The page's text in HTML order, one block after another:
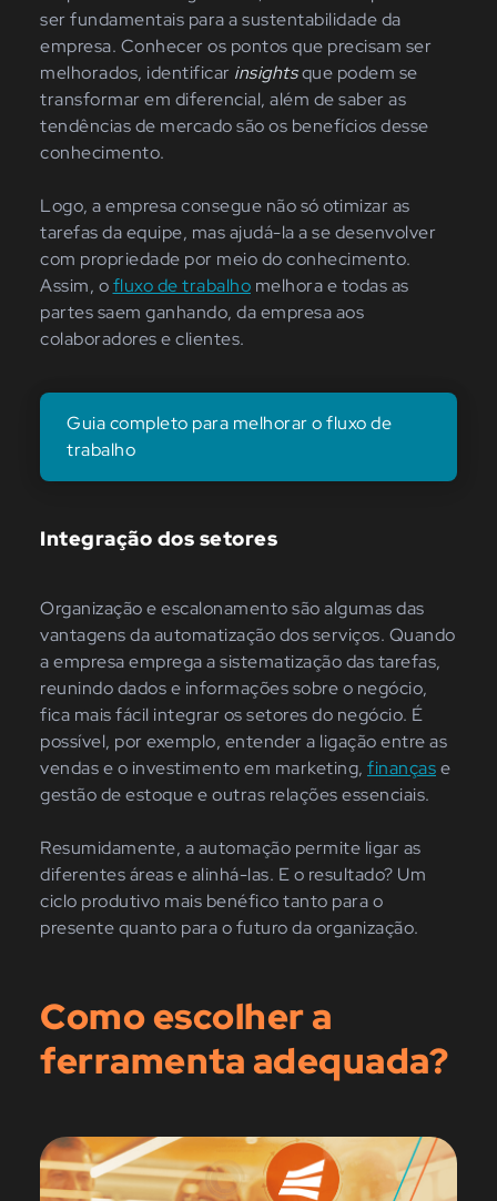
ser fundamentais para a sustentabilidade da
empresa. Conhecer os pontos que precisam ser
melhorados, identificar insightsque podem se
transformar em diferencial, além de saber as
tendências de mercado são os benefícios desse
conhecimento.
Logo, a empresa consegue não só otimizar as
tarefas da equipe, mas ajudá-la a se desenvolver
com propriedade por meio do conhecimento.
Assim, ofluxo de trabalho melhora e todas as
partes saem ganhando, da empresa aos
colaboradores e clientes.
Guia completo para melhorar o fluxo de
trabalho
Integração dos setores
Organização e escalonamento são algumas das
vantagens da automatização dos serviços. Quando
a empresa emprega a sistematização das tarefas,
reunindo dados e informações sobre o negócio,
fica mais fácil integrar os setores do negócio. É
possível, por exemplo, entender a ligação entre as
vendas e o investimento em marketing, finançase
gestão de estoque e outras relações essenciais.
Resumidamente, a automação permite ligar as
diferentes áreas e alinhá-las. E o resultado? Um
ciclo produtivo mais benéfico tanto para o
presente quanto para o futuro da organização.
Como escolher a
ferramenta adequada?